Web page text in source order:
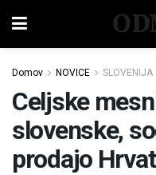
Domov NOVICE SLOVENIJA
Celjske
slovenske,
prodajo